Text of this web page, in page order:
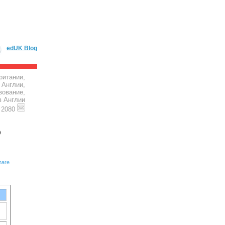
edUK Blog
Англии,
Англии